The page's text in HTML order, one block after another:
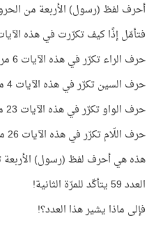
أحرف لفظ (رسول) الأربعة من
فتأمّل إذًا كيف تكرّرت في هذه
حرف الراء تكرّر في هذه الآيات 6 مرات.
حرف السين تكرّر في هذه الآيات 4 مرات.
حرف الواو تكرّر في هذه الآيات 23 مرّة.
حرف اللّام تكرّر في هذه الآيات 26 مرّة.
هذه هي أحرف لفظ (رسول) الأربعة
العدد 59 يتأكّد للمرّة الثانية!
فإلى ماذا يشير هذا العدد؟!